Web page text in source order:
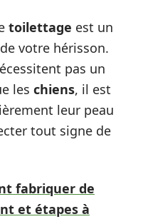
toilettage est un
votre hérisson.
pas un
les chiens, il est
leur peau
tout signe de
fabriquer de
et étapes à